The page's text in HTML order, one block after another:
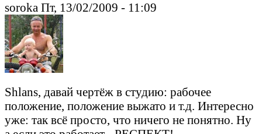
soroka Пт, 13/02/2009 - 11:09
Shlans, давай чертёж в студию: рабочее
положение, положение выжато и т.д. Интересно
уже: так всё просто, что ничего не понятно. Ну